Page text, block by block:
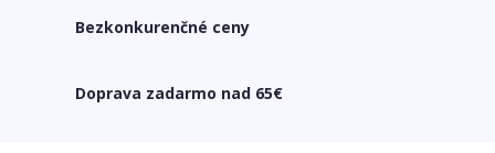
Bezkonkurenčné ceny
Doprava zadarmo nad 65€